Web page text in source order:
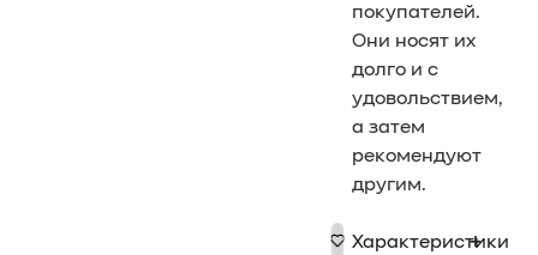
покупателей.
Они носят их
долго и с
удовольствием,
а затем
рекомендуют
другим.
Характеристики